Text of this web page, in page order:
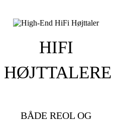
HIFI
HØJTTALERE
BÅDE REOL OG